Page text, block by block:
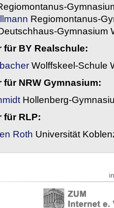
Regiomontanus-
Gymnasium
BY Realschule:
Wolffskeel-Schule
NRW Gymnasium:
Hollenberg-
für RLP:
Roth Universität